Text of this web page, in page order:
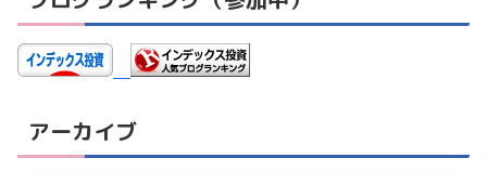
アーカイブ